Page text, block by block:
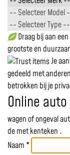
Draag bij aan
grootste en
Je
gedeeld met
betrokken bij je
Online
wagen of ongeval
demet kenteken .
Naam *